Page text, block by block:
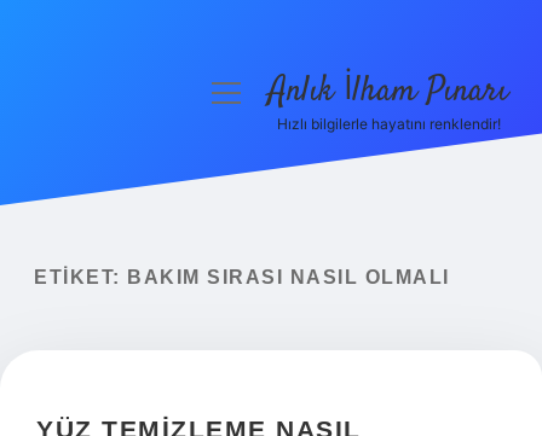
Yasal Uyarı
menüyüAnlık İlham Pınarı
Hızlı bilgilerle hayatını renklendir!
ETIKET: BAKIM SIRASI NASIL OLMALI
YÜZ TEMIZLEME NASIL